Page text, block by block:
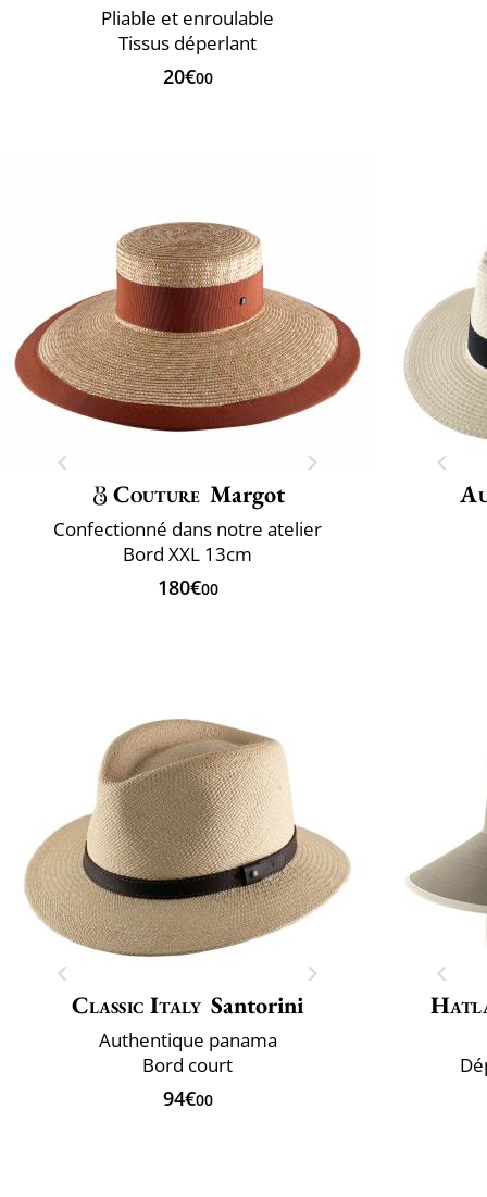
Pliable et enroulable
Tissus déperlant
20€00
Couture Margot
Confectionné dans notre atelier
Bord XXL 13cm
180€00
Classic Italy Santorini
Authentique panama
Bord court
94€00